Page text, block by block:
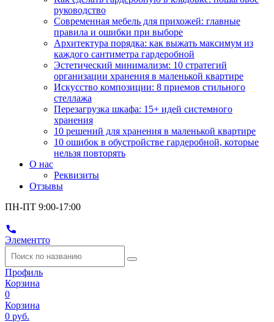
руководство
Современная мебель для прихожей: главные
правила и ошибки при выборе
Архитектура порядка: как выжать максимум из
каждого сантиметра гардеробной
Эстетический минимализм: 10 стратегий
организации хранения в маленькой квартире
Искусство композиции: 8 приемов стильного
стеллажа
Перезагрузка шкафа: 15+ идей системного
хранения
10 решений для хранения в маленькой квартире
10 ошибок в обустройстве гардеробной, которые
нельзя повторять
О нас
Реквизиты
Отзывы
ПН-ПТ 9:00-17:00
Элементто
Профиль
Корзина
0
Корзина
0 руб.